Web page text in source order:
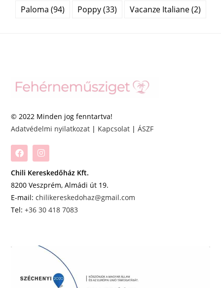
Paloma (94) Poppy (33) Vacanze Italiane (2)
© 2022 Minden jog fenntartva!
Adatvédelmi nyilatkozat | Kapcsolat |ÁSZF
Chili Kereskedőház Kft.
8200 Veszprém, Almádi út 19.
E-mail:chilikereskedohaz@gmail.com
Tel:+36 30 418 7083